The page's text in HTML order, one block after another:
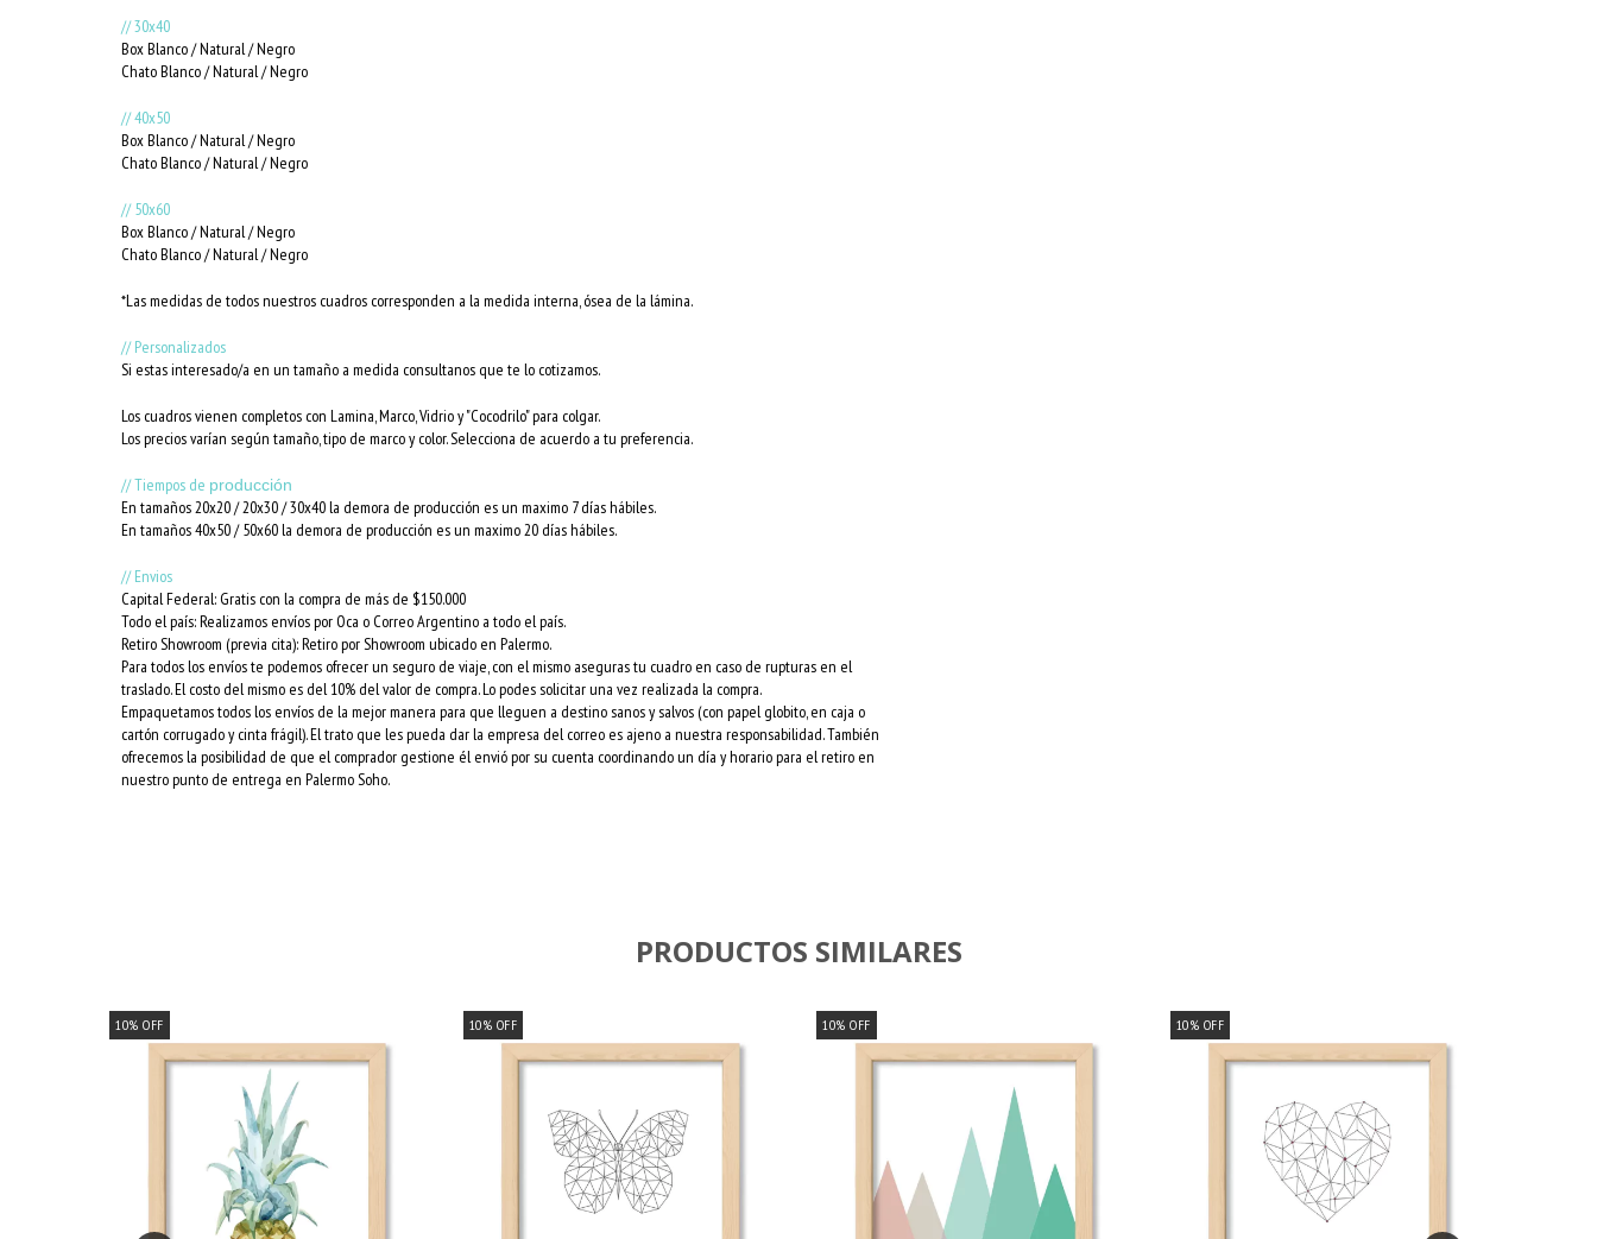
// 30x40
Box Blanco / Natural / Negro
Chato Blanco / Natural / Negro
// 40x50
Box Blanco / Natural / Negro
Chato Blanco / Natural / Negro
// 50x60
Box Blanco / Natural / Negro
Chato Blanco / Natural / Negro
*Las medidas de todos nuestros cuadros corresponden a la medida interna, ósea de la lámina.
// Personalizados
Si estas interesado/a en un tamaño a medida consultanos que te lo cotizamos.
Los cuadros vienen completos con Lamina, Marco, Vidrio y "Cocodrilo" para colgar.
Los precios varían según tamaño, tipo de marco y color. Selecciona de acuerdo a tu preferencia.
// Tiempos de producción
En tamaños 20x20 / 20x30 / 30x40 la demora de producción es un maximo 7 días hábiles.
En tamaños 40x50 / 50x60 la demora de producción es un maximo 20 días hábiles.
// Envios
Capital Federal: Gratis con la compra de más de $150.000
Todo el país: Realizamos envíos por Oca o Correo Argentino a todo el país.
Retiro Showroom (previa cita): Retiro por Showroom ubicado en Palermo.
Para todos los envíos te podemos ofrecer un seguro de viaje, con el mismo aseguras tu cuadro en caso de rupturas en el
traslado. El costo del mismo es del 10% del valor de compra. Lo podes solicitar una vez realizada la compra.
Empaquetamos todos los envíos de la mejor manera para que lleguen a destino sanos y salvos (con papel globito, en caja o
cartón corrugado y cinta frágil). El trato que les pueda dar la empresa del correo es ajeno a nuestra responsabilidad. También
ofrecemos la posibilidad de que el comprador gestione él envió por su cuenta coordinando un día y horario para el retiro en
nuestro punto de entrega en Palermo Soho.
PRODUCTOS SIMILARES
10% OFF 10% OFF 10% OFF 10% OFF